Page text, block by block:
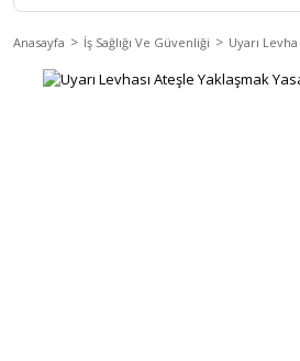
Anasayfa İş Sağlığı Ve Güvenliği Uyarı Levha